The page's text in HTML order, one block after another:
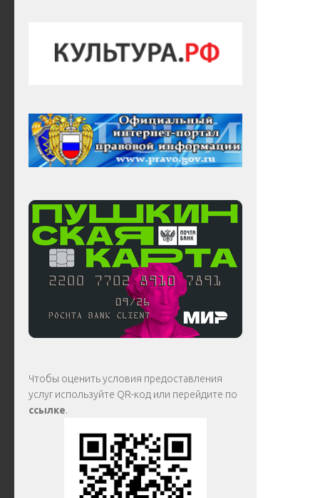
Чтобы оценить условия предоставления
услуг используйте QR-код или перейдите по
ссылке.